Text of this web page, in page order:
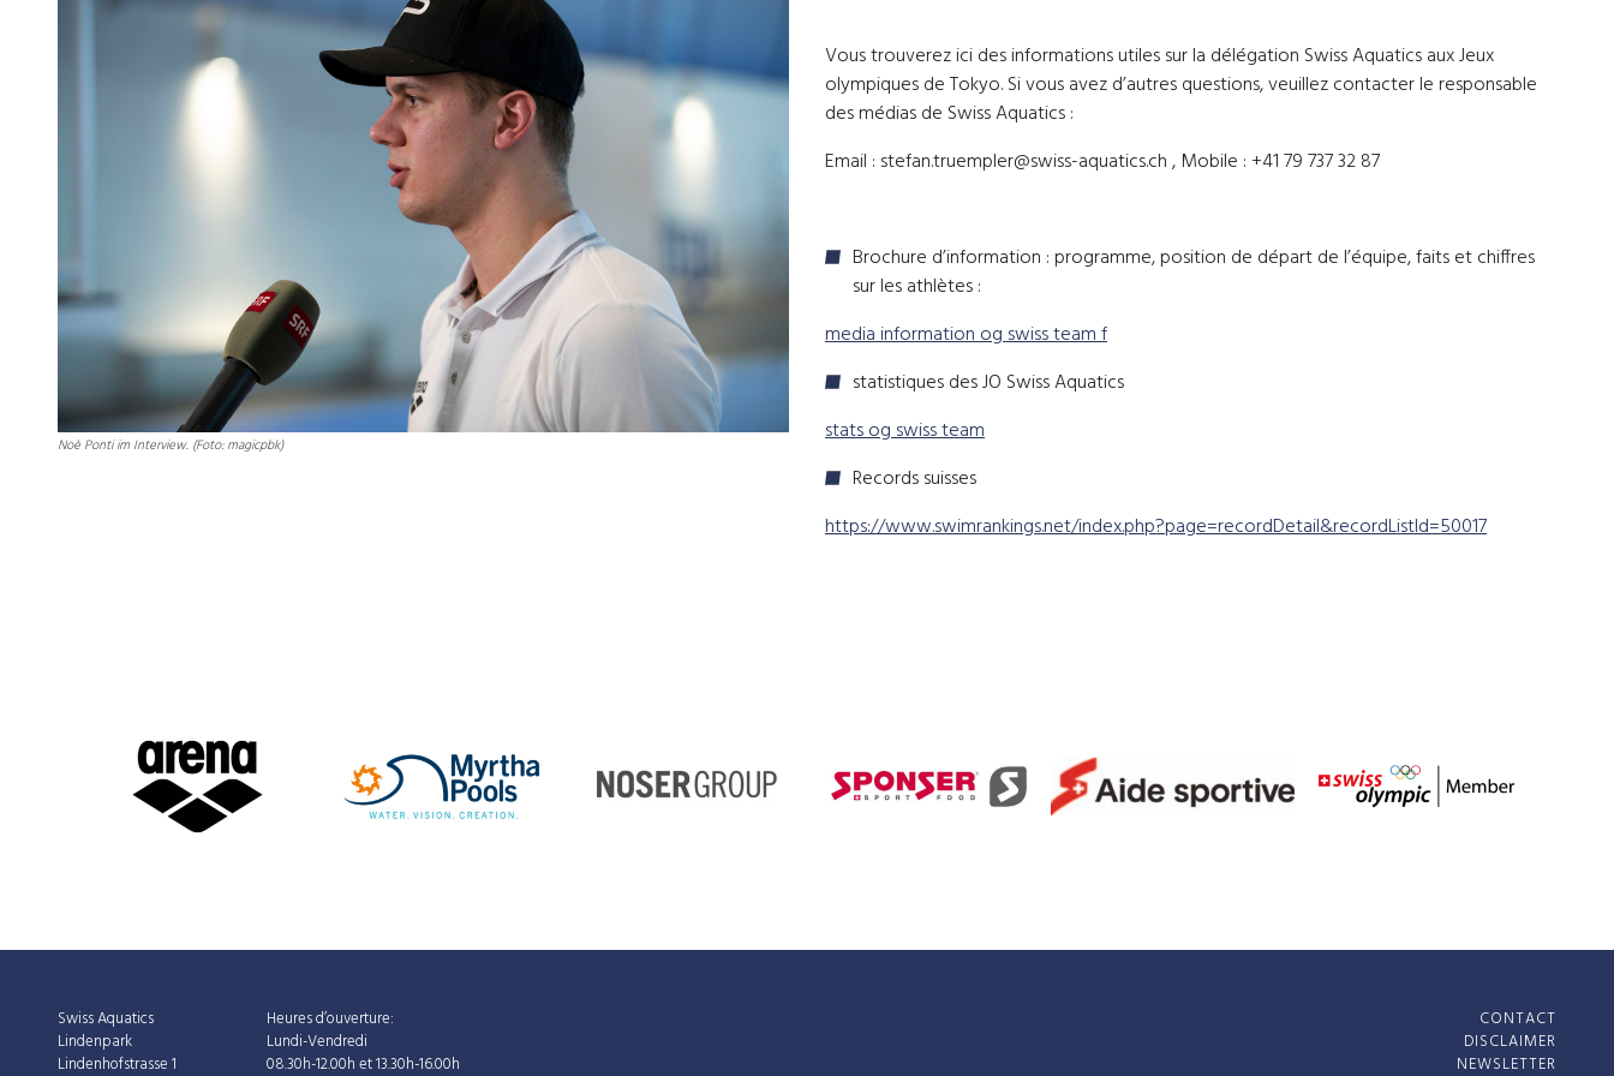
Noè Ponti im Interview. (Foto: magicpbk)
Vous trouverez ici des informations utiles sur la délégation Swiss Aquatics aux Jeux
olympiques de Tokyo. Si vous avez d’autres questions, veuillez contacter le responsable
des médias de Swiss Aquatics :
Email : stefan.truempler@swiss-aquatics.ch , Mobile : +41 79 737 32 87
Brochure d’information : programme, position de départ de l’équipe, faits et chiffres
sur les athlètes :
media information og swiss team f
statistiques des JO Swiss Aquatics
stats og swiss team
Records suisses
https://www.swimrankings.net/index.php?page=recordDetail&recordListId=50017
Swiss Aquatics
Lindenpark
Lindenhofstrasse 1
Heures d’ouverture:
Lundi-Vendredi
08.30h-12.00h et 13.30h-16.00h
CONTACT
DISCLAIMER
NEWSLETTER